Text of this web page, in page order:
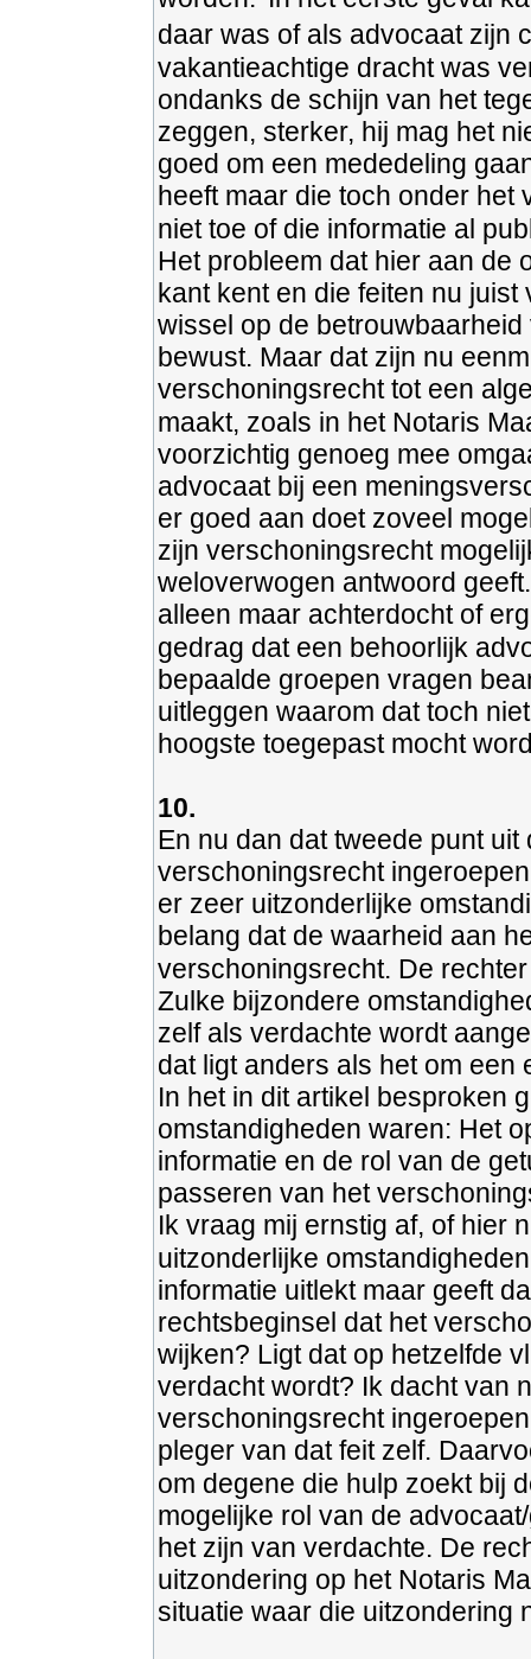
daar was of als advocaat zijn
vakantieachtige dracht was
ondanks de schijn van het
zeggen, sterker, hij mag het
goed om een mededeling
heeft maar die toch onder het
niet toe of die informatie al
Het probleem dat hier aan de
kant kent en die feiten nu
wissel op de
bewust. Maar dat zijn nu
verschoningsrecht tot een
maakt, zoals in het Notaris
voorzichtig genoeg mee
advocaat bij een
er goed aan doet zoveel
zijn verschoningsrecht
weloverwogen antwoord
alleen maar achterdocht of
gedrag dat een behoorlijk
bepaalde groepen vragen
uitleggen waarom dat toch
hoogste toegepast mocht
10.
En nu dan dat tweede punt
verschoningsrecht
er zeer uitzonderlijke
belang dat de waarheid aan
verschoningsrecht. De
Zulke bijzondere
zelf als verdachte wordt
dat ligt anders als het om een
In het in dit artikel besproken
omstandigheden waren: Het
informatie en de rol van de
passeren van het
Ik vraag mij ernstig af, of hier
uitzonderlijke
informatie uitlekt maar geeft
rechtsbeginsel dat het
wijken? Ligt dat op hetzelfde
verdacht wordt? Ik dacht van
verschoningsrecht
pleger van dat feit zelf.
om degene die hulp zoekt bij
mogelijke rol van de
het zijn van verdachte. De
uitzondering op het Notaris
situatie waar die uitzondering